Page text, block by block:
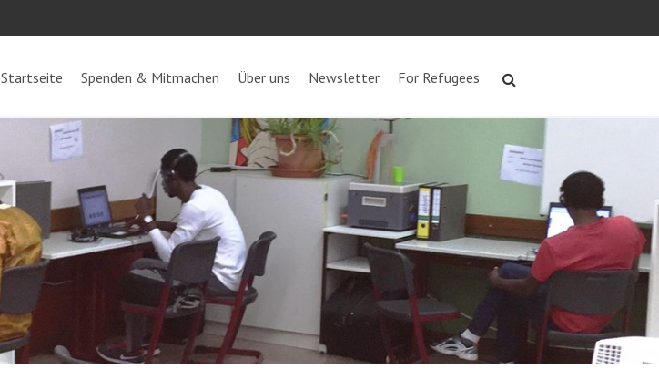
Startseite Spenden & Mitmachen Über uns Newsletter For Refugees